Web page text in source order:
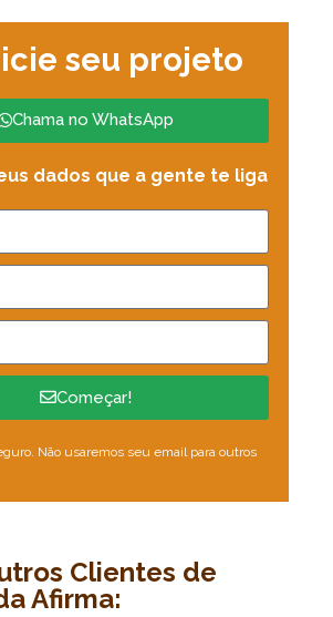
seu projeto
Chama no WhatsApp
dados que a gente te liga
Começar!
Não usaremos seu email para outros
Clientes de
Afirma: